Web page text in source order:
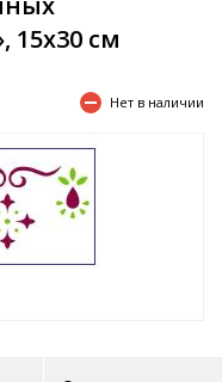
15х30 см
Нет в наличии